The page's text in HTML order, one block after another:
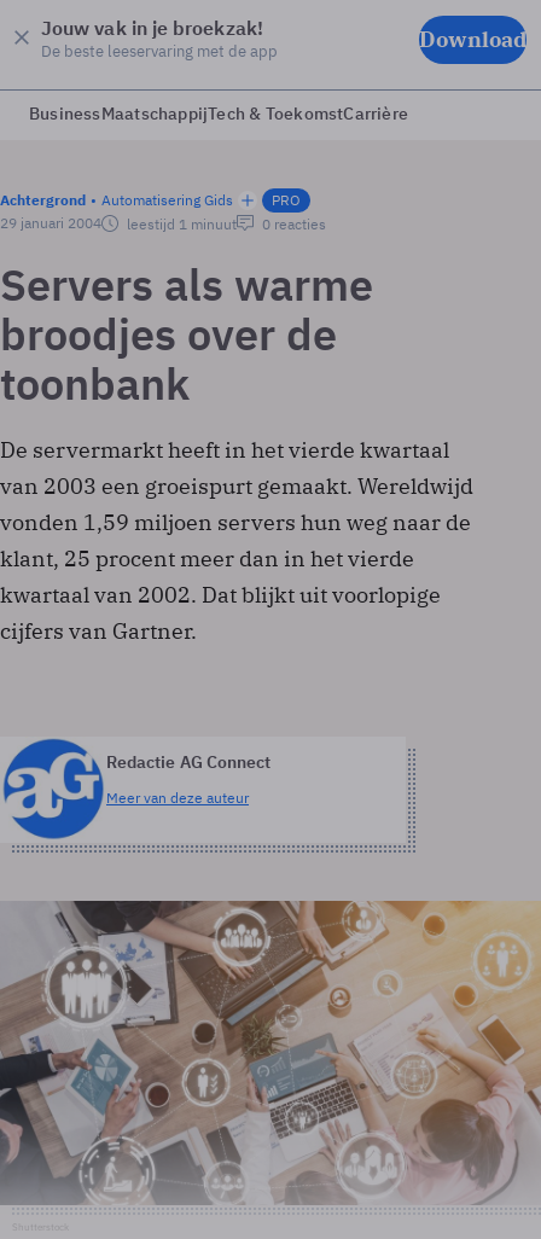
Jouw vak in je broekzak!
De beste leeservaring met de app Download
BusinessMaatschappijTech & ToekomstCarrière
Achtergrond Automatisering Gids
PRO
29 januari 2004
leestijd 1 minuut 0 reacties
Servers als warme
broodjes over de
toonbank
De servermarkt heeft in het vierde kwartaal
van 2003 een groeispurt gemaakt. Wereldwijd
vonden 1,59 miljoen servers hun weg naar de
klant, 25 procent meer dan in het vierde
kwartaal van 2002. Dat blijkt uit voorlopige
cijfers van Gartner.
Redactie AG Connect
Meer van deze auteur